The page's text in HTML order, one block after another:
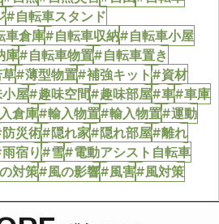
#自転車スタンド
車倉庫#自転車収納#自転車小屋
庫#自転車物置#自転車置き
#薄型物置#補強キット#資材
屋#趣味空間#趣味部屋#車#車庫
倉庫#輸入物置#輸入物置#運動
災術#隠れ家#隠れ部屋#離れ
宿り#雪#電動アシスト自転車
対策#風の影響#風害#風対策